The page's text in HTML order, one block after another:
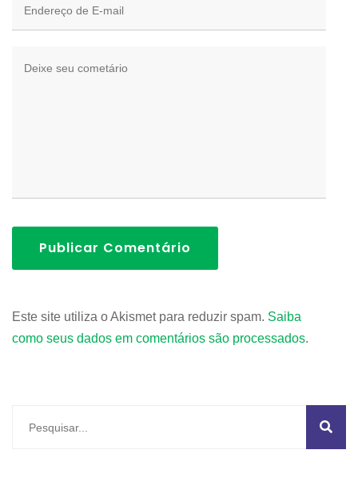
Publicar Comentário
Este site utiliza o Akismet para reduzir spam. Saiba
como seus dados em comentários são processados.